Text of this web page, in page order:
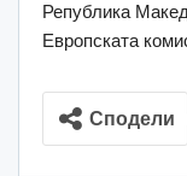
Република
Европската
Сподели